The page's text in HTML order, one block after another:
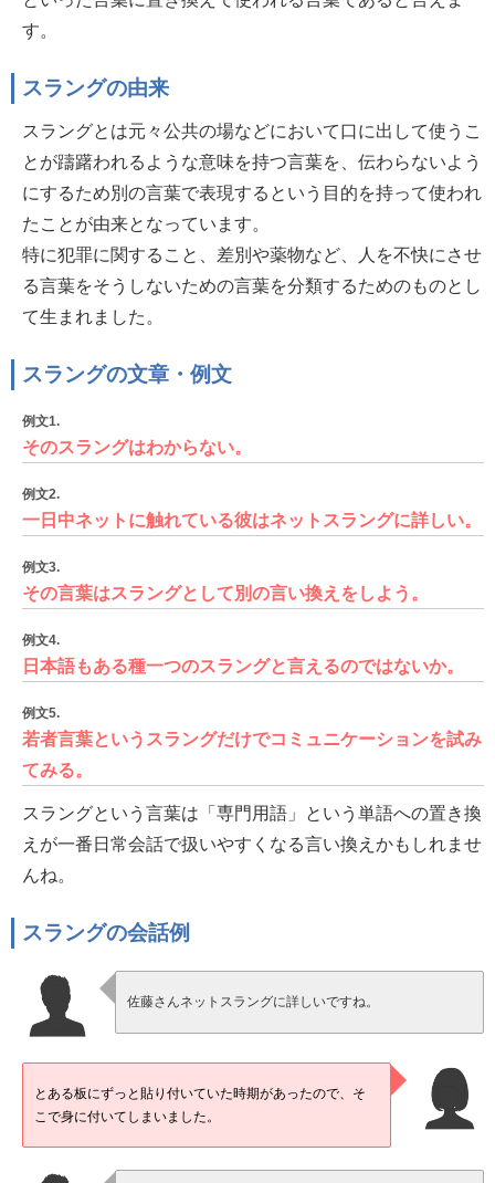
す。
スラングの由来
スラングとは元々公共の場などにおいて口に出して使うこ
とが躊躇われるような意味を持つ言葉を、伝わらないよう
にするため別の言葉で表現するという目的を持って使われ
たことが由来となっています。
特に犯罪に関すること、差別や薬物など、人を不快にさせ
る言葉をそうしないための言葉を分類するためのものとし
て生まれました。
スラングの文章・例文
例文1.
そのスラングはわからない。
例文2.
一日中ネットに触れている彼はネットスラングに詳しい。
例文3.
その言葉はスラングとして別の言い換えをしよう。
例文4.
日本語もある種一つのスラングと言えるのではないか。
例文5.
若者言葉というスラングだけでコミュニケーションを試み
てみる。
スラングという言葉は「専門用語」という単語への置き換
えが一番日常会話で扱いやすくなる言い換えかもしれませ
んね。
スラングの会話例
佐藤さんネットスラングに詳しいですね。
とある板にずっと貼り付いていた時期があったので、そ
こで身に付いてしまいました。